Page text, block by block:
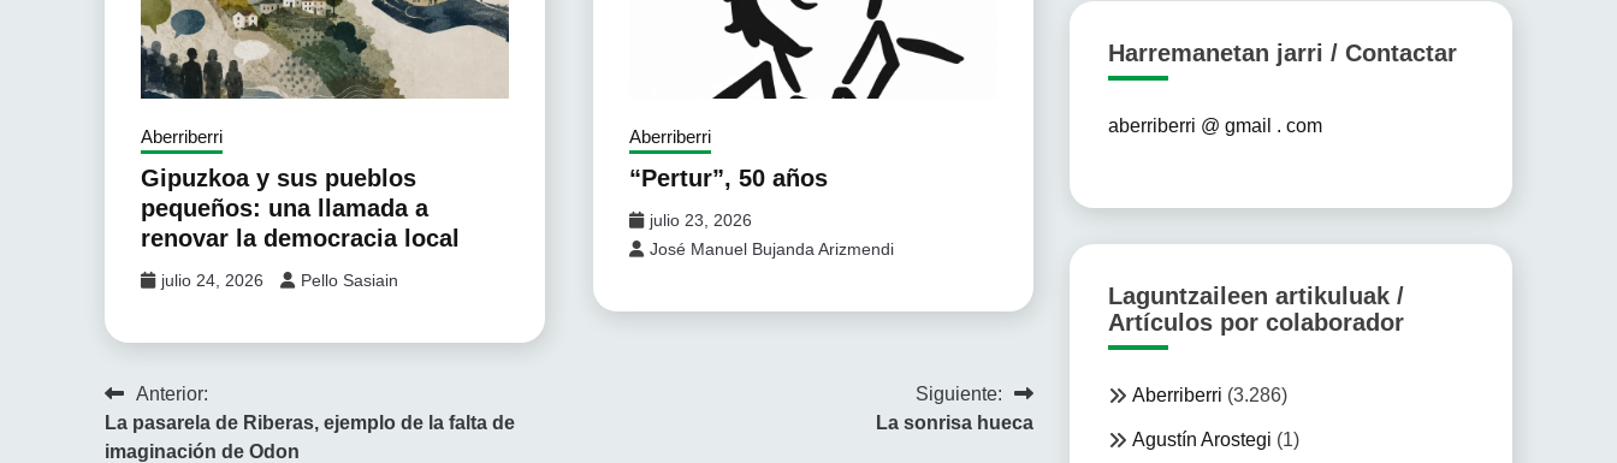
Aberriberri
Gipuzkoa y sus pueblos
pequeños: una llamada a
renovar la democracia local
julio 24, 2026 Pello Sasiain
Aberriberri
“Pertur”, 50 años
julio 23, 2026
José Manuel Bujanda Arizmendi
Navegación
de
Anterior:
La pasarela de Riberas, ejemplo de la falta de
imaginación de Odon
Siguiente:
La sonrisa hueca
Harremanetan jarri / Contactar
aberriberri @ gmail . com
Laguntzaileen artikuluak /
Artículos por colaborador
Aberriberri (3.286)
Agustín Arostegi (1)